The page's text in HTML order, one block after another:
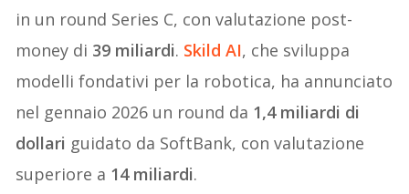
in un round Series C, con valutazione post-
money di 39 miliardi. Skild AI, che sviluppa
modelli fondativi per la robotica, ha annunciato
nel gennaio 2026 un round da 1,4 miliardi di
dollari guidato da SoftBank, con valutazione
superiore a 14 miliardi.